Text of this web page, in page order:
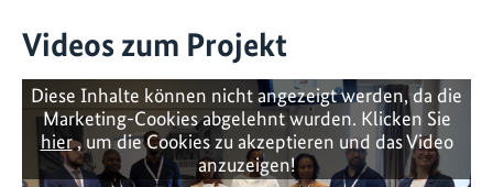
Videos zum Projekt
Diese Inhalte können nicht angezeigt werden, da die
Marketing-Cookies abgelehnt wurden. Klicken Sie
hier, um die Cookies zu akzeptieren und das Video
anzuzeigen!